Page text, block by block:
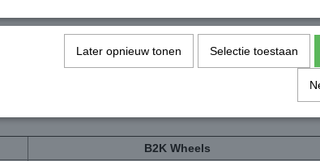
Kenniszijn de twee belangrijke aspecten als het gaat
bestelde producten te laten
bij 1 van de
hoeft in te
B2K Wheels
Later opnieuw tonen Selectie toestaan